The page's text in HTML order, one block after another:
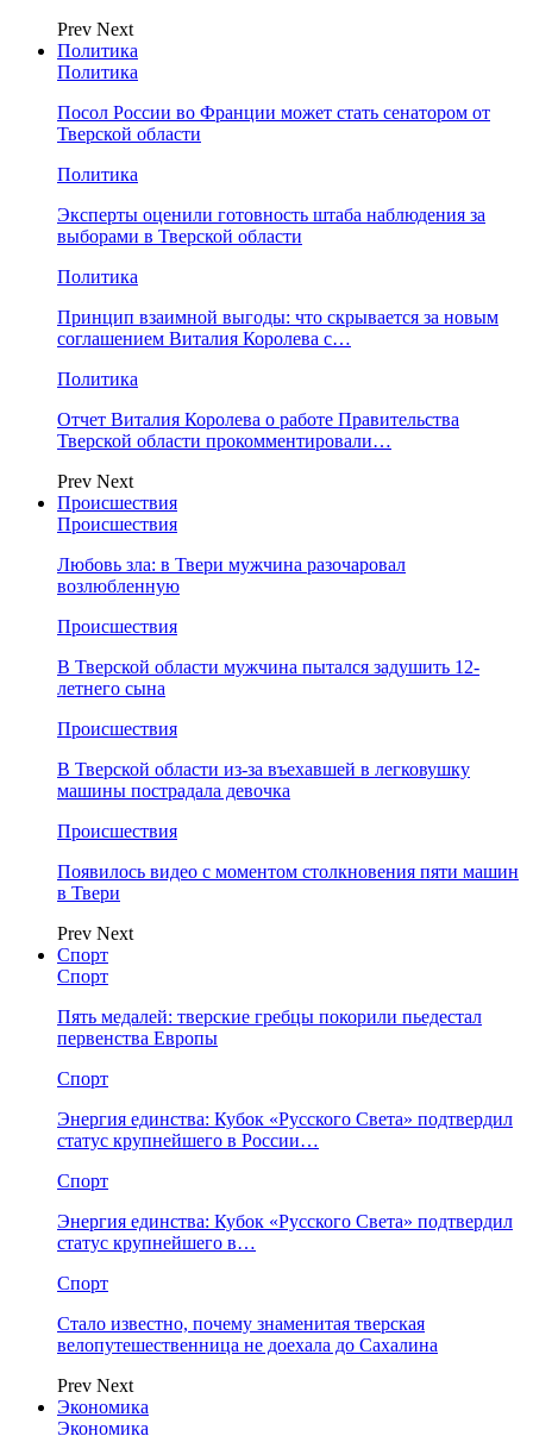
Prev Next
Политика
Политика
Посол России во Франции может стать сенатором от
Тверской области
Политика
Эксперты оценили готовность штаба наблюдения за
выборами в Тверской области
Политика
Принцип взаимной выгоды: что скрывается за новым
соглашением Виталия Королева с…
Политика
Отчет Виталия Королева о работе Правительства
Тверской области прокомментировали…
Prev Next
Происшествия
Происшествия
Любовь зла: в Твери мужчина разочаровал
возлюбленную
Происшествия
В Тверской области мужчина пытался задушить 12-
летнего сына
Происшествия
В Тверской области из-за въехавшей в легковушку
машины пострадала девочка
Происшествия
Появилось видео с моментом столкновения пяти машин
в Твери
Prev Next
Спорт
Спорт
Пять медалей: тверские гребцы покорили пьедестал
первенства Европы
Спорт
Энергия единства: Кубок «Русского Света» подтвердил
статус крупнейшего в России…
Спорт
Энергия единства: Кубок «Русского Света» подтвердил
статус крупнейшего в…
Спорт
Стало известно, почему знаменитая тверская
велопутешественница не доехала до Сахалина
Prev Next
Экономика
Экономика